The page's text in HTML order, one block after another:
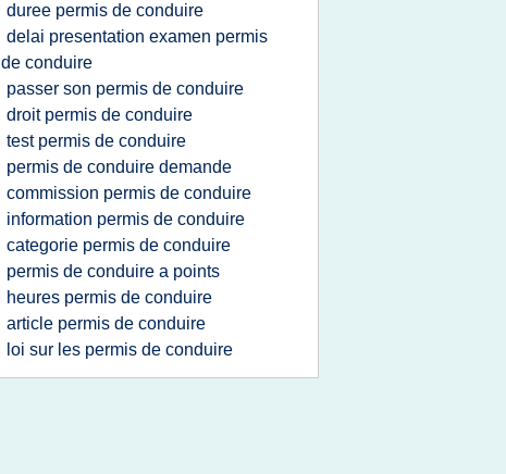
duree permis de conduire
delai presentation examen permis
de conduire
passer son permis de conduire
droit permis de conduire
test permis de conduire
permis de conduire demande
commission permis de conduire
information permis de conduire
categorie permis de conduire
permis de conduire a points
heures permis de conduire
article permis de conduire
loi sur les permis de conduire